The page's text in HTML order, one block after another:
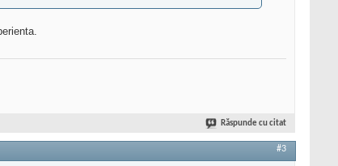
Răspunde cu citat
#3